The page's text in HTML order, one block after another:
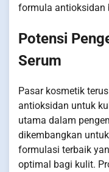
formula antioksidan
Potensi
Serum
Pasar kosmetik
antioksidan untuk
utama dalam
dikembangkan
formulasi terbaik
optimal bagi kulit.